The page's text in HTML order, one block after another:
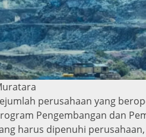
perusahaan yang
Pengembangan dan
harus dipenuhi